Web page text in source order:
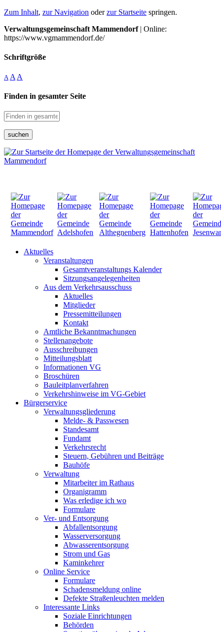
Zum Inhalt, zur Navigation oderzur Startseite springen.
Verwaltungsgemeinschaft Mammendorf| Online:
https://www.vgmammendorf.de/
Schriftgröße
A A A
Finden in gesamter Seite
suchen
Aktuelles
Veranstaltungen
Gesamtveranstaltungs Kalender
Sitzungsangelegenheiten
Aus dem Verkehrsausschuss
Aktuelles
Mitglieder
Pressemitteilungen
Kontakt
Amtliche Bekanntmachungen
Stellenangebote
Ausschreibungen
Mitteilungsblatt
Informationen VG
Broschüren
Bauleitplanverfahren
Verkehrshinweise im VG-Gebiet
Bürgerservice
Verwaltungsgliederung
Melde- & Passwesen
Standesamt
Fundamt
Verkehrsrecht
Steuern, Gebühren und Beiträge
Bauhöfe
Verwaltung
Mitarbeiter im Rathaus
Organigramm
Was erledige ich wo
Formulare
Ver- und Entsorgung
Abfallentsorgung
Wasserversorgung
Abwasserentsorgung
Strom und Gas
Kaminkehrer
Online Service
Formulare
Schadensmeldung online
Defekte Straßenleuchten melden
Interessante Links
Soziale Einrichtungen
Behörden